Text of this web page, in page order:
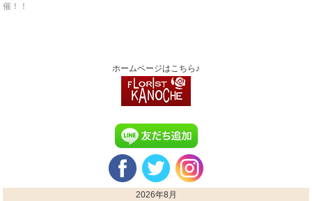
催！！
ホームページはこちら♪
2026年8月